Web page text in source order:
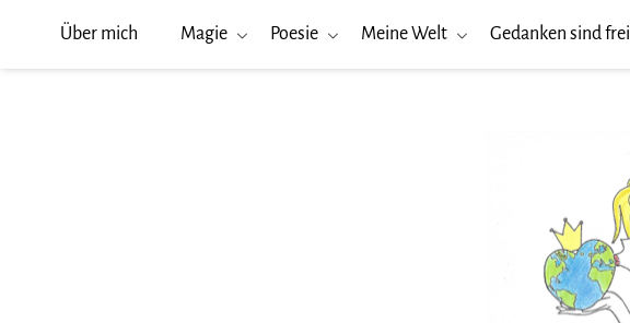
Über mich Magie Poesie Meine Welt Gedanken sind frei